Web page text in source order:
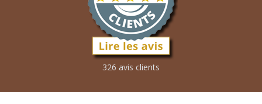
326 avis clients